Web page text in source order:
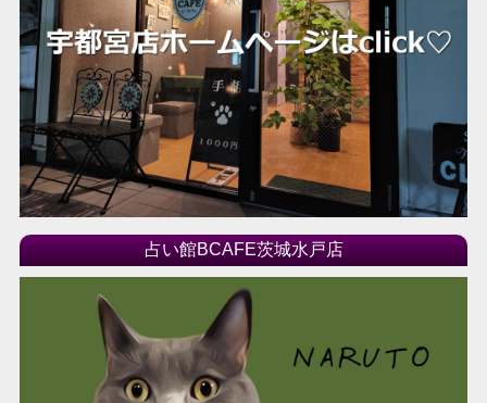
2015年08月
2015年07月
2015年06月
2015年05月
占い館BCAFE茨城水戸店